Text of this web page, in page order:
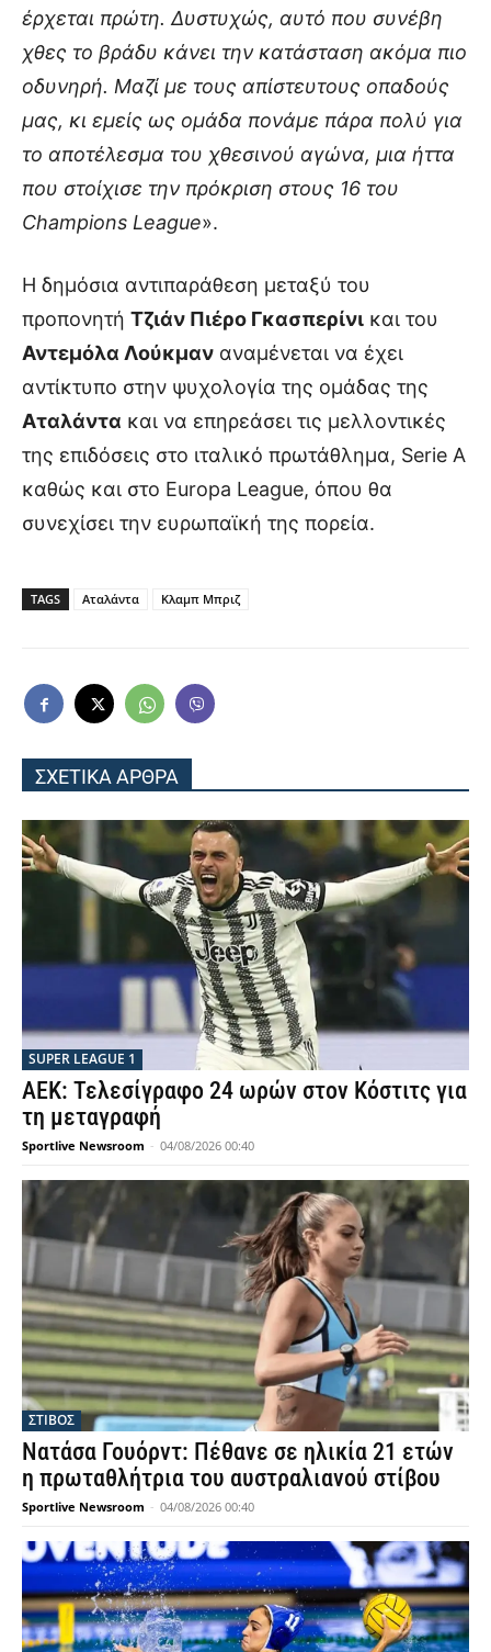
έρχεται πρώτη. Δυστυχώς, αυτό που συνέβη
χθες το βράδυ κάνει την κατάσταση ακόμα πιο
οδυνηρή. Μαζί με τους απίστευτους οπαδούς
μας, κι εμείς ως ομάδα πονάμε πάρα πολύ για
το αποτέλεσμα του χθεσινού αγώνα, μια ήττα
που στοίχισε την πρόκριση στους 16 του
Champions League».
Η δημόσια αντιπαράθεση μεταξύ του
προπονητή Τζιάν Πιέρο Γκασπερίνι και του
Αντεμόλα Λούκμαν αναμένεται να έχει
αντίκτυπο στην ψυχολογία της ομάδας της
Αταλάντα και να επηρεάσει τις μελλοντικές
της επιδόσεις στο ιταλικό πρωτάθλημα, Serie A
καθώς και στο Europa League, όπου θα
συνεχίσει την ευρωπαϊκή της πορεία.
TAGS Αταλάντα Κλαμπ Μπριζ
ΣΧΕΤΙΚΑ ΑΡΘΡΑ
SUPER LEAGUE 1
ΑΕΚ: Τελεσίγραφο 24 ωρών στον Κόστιτς για
τη μεταγραφή
Sportlive Newsroom - 04/08/2026 00:40
ΣΤΙΒΟΣ
Νατάσα Γουόρντ: Πέθανε σε ηλικία 21 ετών
η πρωταθλήτρια του αυστραλιανού στίβου
Sportlive Newsroom - 04/08/2026 00:40